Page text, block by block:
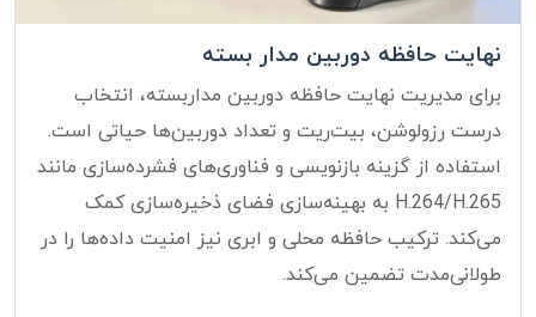
نهایت حافظه دوربین مدار بسته
برای مدیریت نهایت حافظه دوربین مداربسته، انتخاب
درست رزولوشن، بیت‌ریت و تعداد دوربین‌ها حیاتی است.
استفاده از گزینه بازنویسی و فناوری‌های فشرده‌سازی مانند
H.264/H.265 به بهینه‌سازی فضای ذخیره‌سازی کمک
می‌کند. ترکیب حافظه محلی و ابری نیز امنیت داده‌ها را در
طولانی‌مدت تضمین می‌کند.